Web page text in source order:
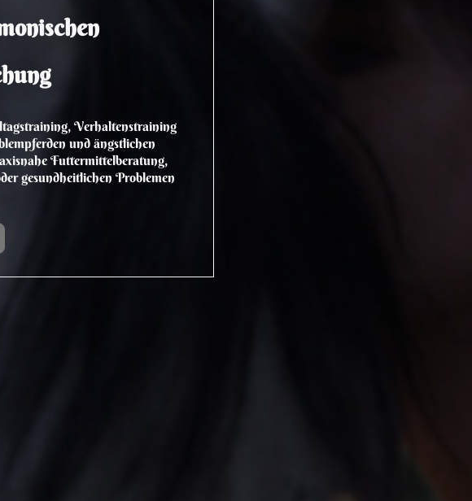
Verhaltenstraining
und ängstlichen
Futtermittelberatung,
gesundheitlichen Problemen